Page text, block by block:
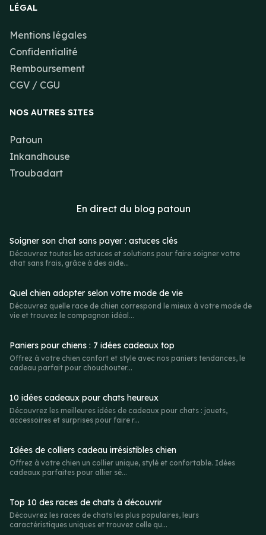
LÉGAL
Mentions légales
Confidentialité
Remboursement
CGV / CGU
NOS AUTRES SITES
Patoun
Inkandhouse
Troubadart
En direct du blog patoun
Soigner son chat sans payer : astuces clés
Découvrez toutes les astuces et solutions pour faire soigner votre
chat sans frais, grâce à des aide...
Quel chien adopter selon votre mode de vie
Découvrez quelle race de chien correspond le mieux à votre mode de
vie et trouvez le compagnon idéal...
Paniers pour chiens : 7 idées cadeaux top
Offrez à votre chien confort et style avec nos paniers tendances, le
cadeau parfait pour chouchouter...
10 idées cadeaux pour chats heureux
Découvrez les meilleures idées de cadeaux pour chats : jouets,
accessoires et surprises pour faire r...
Idées de colliers cadeau irrésistibles chien
Offrez à votre chien un collier unique, stylé et confortable. Idées
cadeaux parfaites pour allier sé...
Top 10 des races de chats à découvrir
Découvrez les races de chats les plus populaires, leurs
caractéristiques uniques et trouvez celle qu...